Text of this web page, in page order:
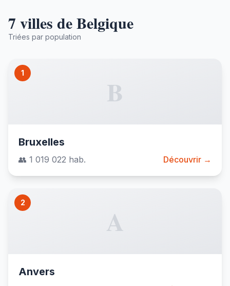
7 villes de Belgique
Triées par population
1
B
Bruxelles
👥 1 019 022 hab. Découvrir →
2
A
Anvers